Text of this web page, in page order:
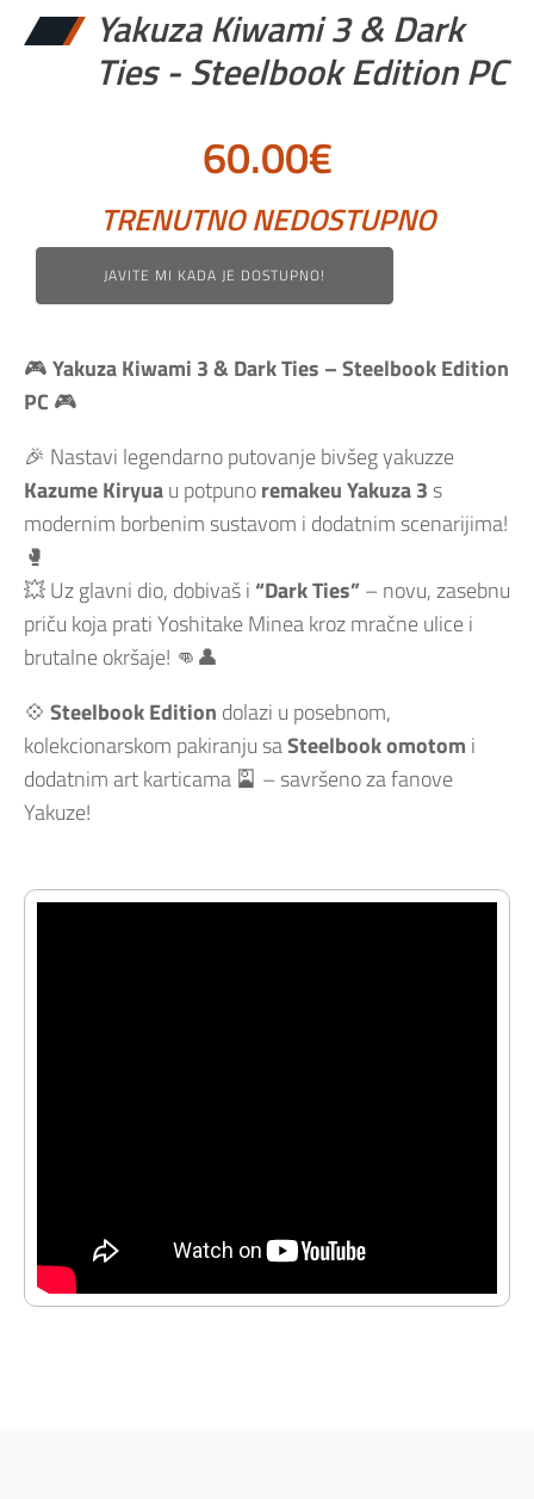
Yakuza Kiwami 3 & Dark
Ties - Steelbook Edition PC
60.00€
TRENUTNO NEDOSTUPNO
JAVITE MI KADA JE DOSTUPNO!
🎮Yakuza Kiwami 3 & Dark Ties – Steelbook Edition
PC 🎮
🎉 Nastavi legendarno putovanje bivšeg yakuzze
Kazume Kiryuau potpunoremakeu Yakuza 3 s
modernim borbenim sustavom i dodatnim scenarijima!
🥊
💥 Uz glavni dio, dobivaš i “Dark Ties”– novu, zasebnu
priču koja prati Yoshitake Minea kroz mračne ulice i
brutalne okršaje! 👊👤
💠 Steelbook Edition dolazi u posebnom,
kolekcionarskom pakiranju saSteelbook omotom i
dodatnim art karticama 🎴 – savršeno za fanove
Yakuze!